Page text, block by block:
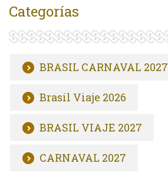
Categorías
BRASIL CARNAVAL 2027
Brasil Viaje 2026
BRASIL VIAJE 2027
CARNAVAL 2027